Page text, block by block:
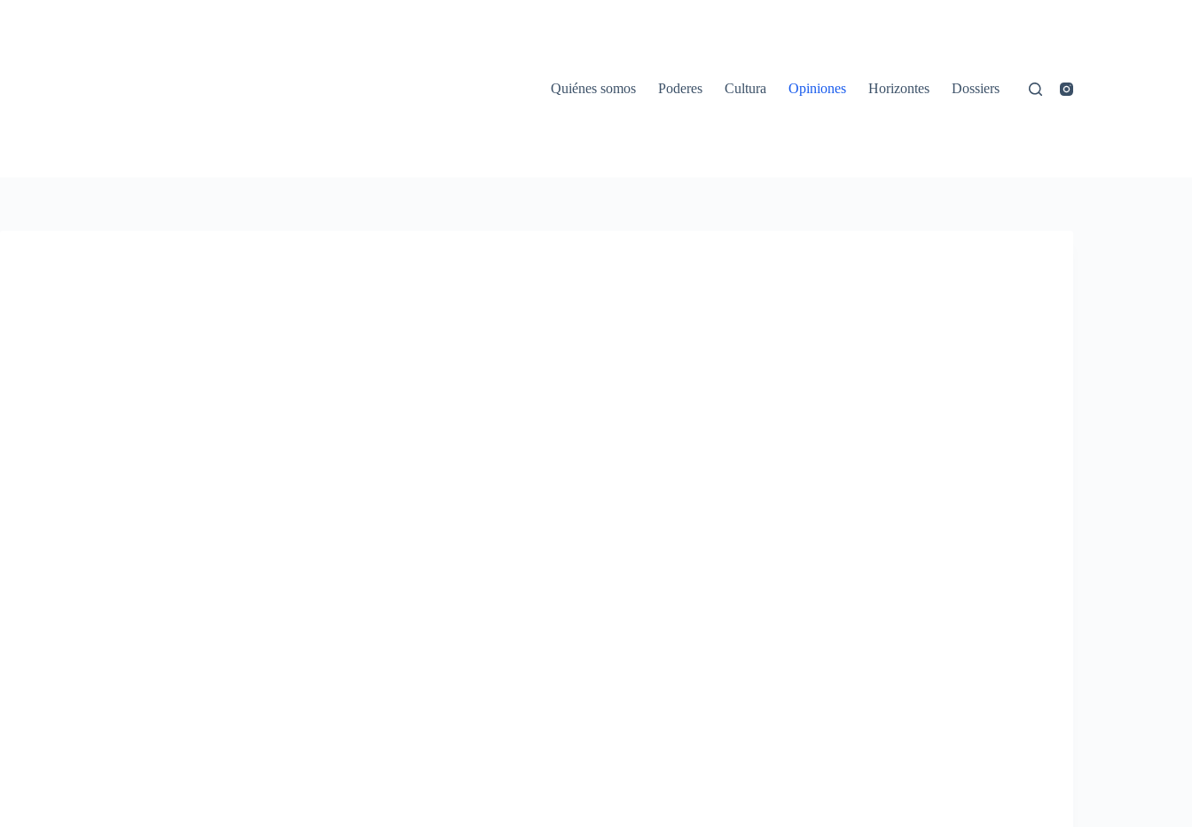
Quiénes somos Poderes Cultura Opiniones Horizontes Dossiers